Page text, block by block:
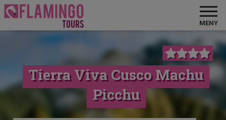
MENY
Tierra Viva Cusco Machu
Picchu